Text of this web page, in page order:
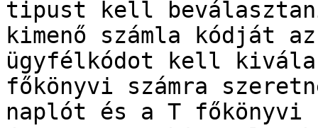
tipust kell
kimenő számla kódját
ügyfélkódot kell
főkönyvi számra
naplót és a T